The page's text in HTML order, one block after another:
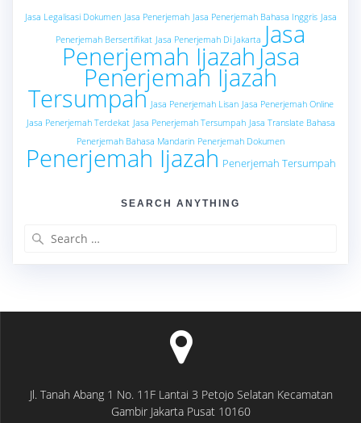
Jasa Legalisasi Dokumen Jasa Penerjemah Jasa Penerjemah Bahasa Inggris Jasa
Penerjemah Bersertifikat Jasa Penerjemah Di Jakarta Jasa
Penerjemah Ijazah Jasa
Penerjemah Ijazah
Tersumpah Jasa Penerjemah Lisan Jasa Penerjemah Online
Jasa Penerjemah Terdekat Jasa Penerjemah Tersumpah Jasa Translate Bahasa
Penerjemah Bahasa Mandarin Penerjemah Dokumen
Penerjemah Ijazah Penerjemah Tersumpah
SEARCH ANYTHING
Jl. Tanah Abang 1 No. 11F Lantai 3 Petojo Selatan Kecamatan
Gambir Jakarta Pusat 10160